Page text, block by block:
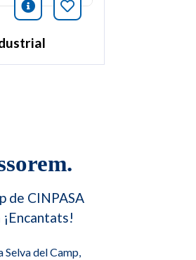
icono información
Afegeix a favorits
de CINPASA
Selva del Camp,